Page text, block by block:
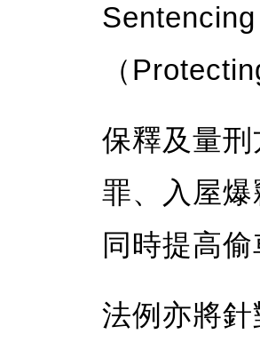
（
保釋及量
罪、入屋
同時提高
法例亦將